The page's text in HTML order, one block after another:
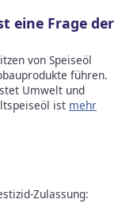
eine Frage der
von Speiseöl
führen.
Umwelt und
ist mehr
Zulassung: